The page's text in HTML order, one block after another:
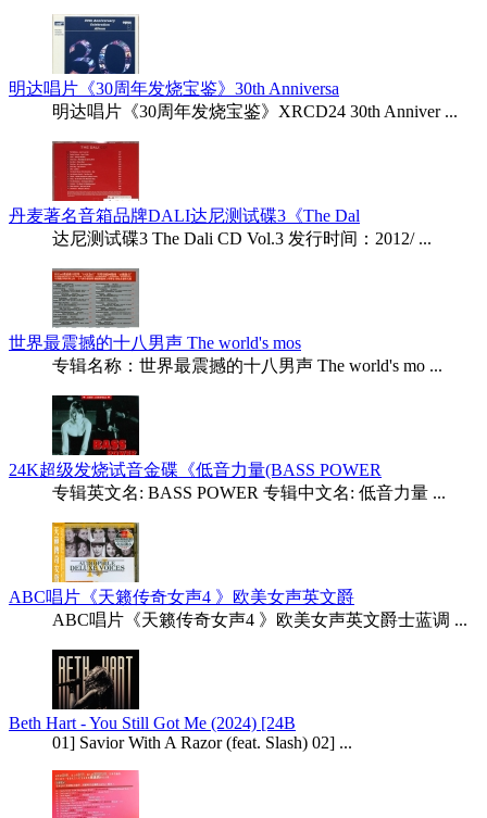
明达唱片《30周年发烧宝鉴》30th Anniversa
明达唱片《30周年发烧宝鉴》XRCD24 30th Anniver ...
丹麦著名音箱品牌DALI达尼测试碟3《The Dal
达尼测试碟3 The Dali CD Vol.3 发行时间：2012/ ...
世界最震撼的十八男声 The world's mos
专辑名称：世界最震撼的十八男声 The world's mo ...
24K超级发烧试音金碟《低音力量(BASS POWER
专辑英文名: BASS POWER 专辑中文名: 低音力量 ...
ABC唱片《天籁传奇女声4 》欧美女声英文爵
ABC唱片《天籁传奇女声4 》欧美女声英文爵士蓝调 ...
Beth Hart - You Still Got Me (2024) [24B
01] Savior With A Razor (feat. Slash) 02] ...